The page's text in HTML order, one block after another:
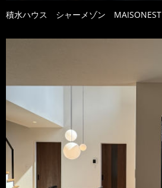
積水ハウス シャーメゾン MAISONEST